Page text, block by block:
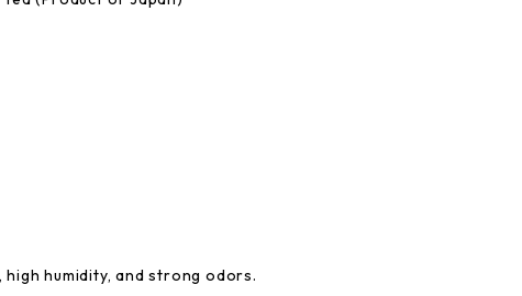
humidity, and strong odors.